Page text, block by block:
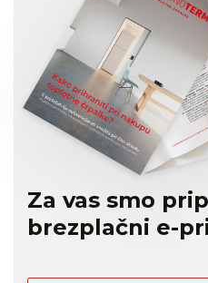
Za vas smo
brezplačni e-